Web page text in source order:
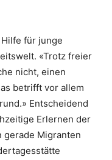
für junge
«Trotz freier
nicht, einen
betrifft vor allem
Entscheidend
Erlernen der
gerade Migranten